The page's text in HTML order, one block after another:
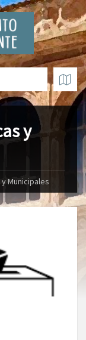
y
Municipales